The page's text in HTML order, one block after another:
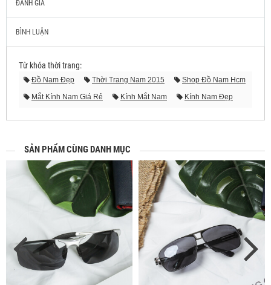
ĐÁNH GIÁ
BÌNH LUẬN
Từ khóa thời trang:
Đồ Nam Đẹp Thời Trang Nam 2015
Shop Đồ Nam Hcm
Mắt Kính Nam Giá Rẻ
Kính Mắt Nam
Kính Nam Đẹp
SẢN PHẨM CÙNG DANH MỤC